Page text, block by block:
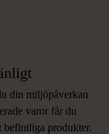
din miljöpåverkan
varor får du
befintliga produkter.